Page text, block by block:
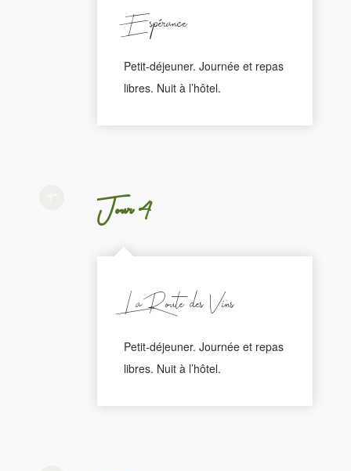
Espérance
Petit-déjeuner. Journée et repas
libres. Nuit à l’hôtel.
Jour 4
La Route des Vins
Petit-déjeuner. Journée et repas
libres. Nuit à l’hôtel.